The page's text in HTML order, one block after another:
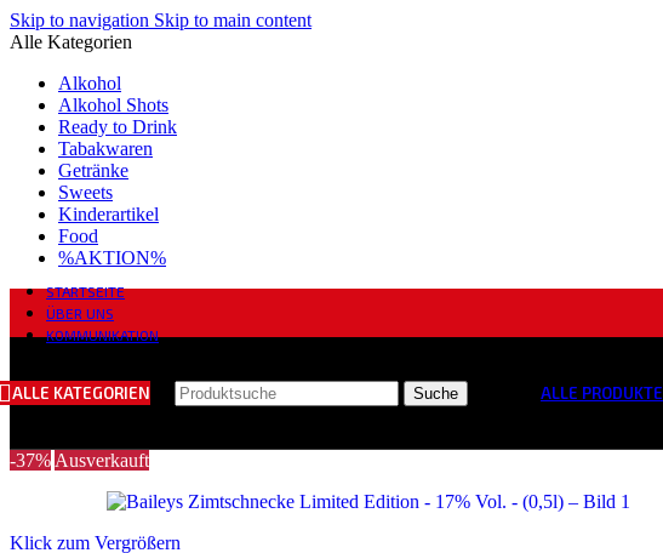
Skip to navigation Skip to main content
Alle Kategorien
Alkohol
Alkohol Shots
Ready to Drink
Tabakwaren
Getränke
Sweets
Kinderartikel
Food
%AKTION%
STARTSEITE
ÜBER UNS
KOMMUNIKATION
ALLE KATEGORIEN Suche ALLE PRODUKTE
-37% Ausverkauft
Klick zum Vergrößern